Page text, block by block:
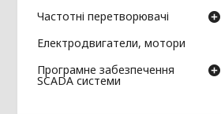
Частотні перетворювачі
Електродвигатели, мотори
Програмне забезпечення
SCADA системи